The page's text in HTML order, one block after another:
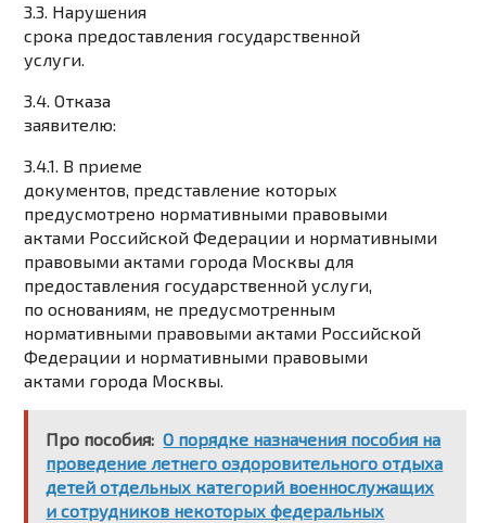
3.3. Нарушения
срока предоставления государственной
услуги.
3.4. Отказа
заявителю:
3.4.1. В приеме
документов, представление которых
предусмотрено нормативными правовыми
актами Российской Федерации и нормативными
правовыми актами города Москвы для
предоставления государственной услуги,
по основаниям, не предусмотренным
нормативными правовыми актами Российской
Федерации и нормативными правовыми
актами города Москвы.
Про пособия: О порядке назначения пособия на
проведение летнего оздоровительного отдыха
детей отдельных категорий военнослужащих
и сотрудников некоторых федеральных